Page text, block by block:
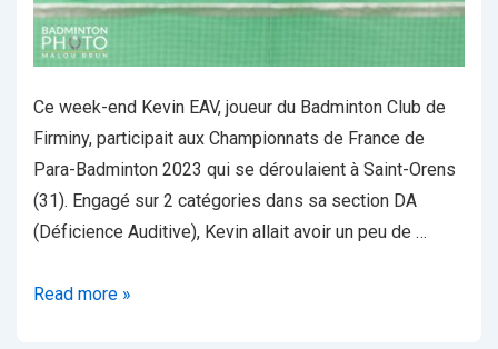
Ce week-end Kevin EAV, joueur du Badminton Club de
Firminy, participait aux Championnats de France de
Para-Badminton 2023 qui se déroulaient à Saint-Orens
(31). Engagé sur 2 catégories dans sa section DA
(Déficience Auditive), Kevin allait avoir un peu de …
Un
Read more »